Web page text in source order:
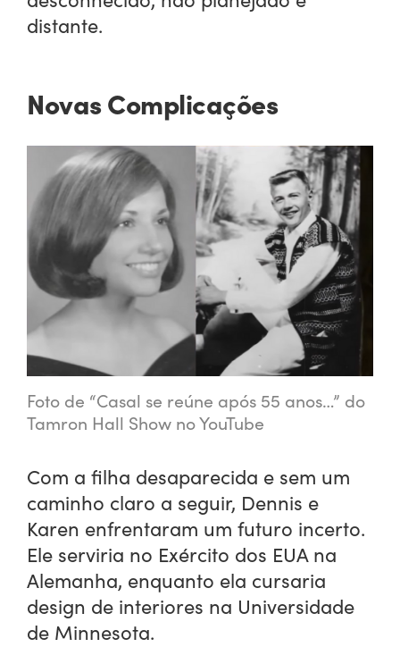
distante.
Novas Complicações
Foto de “Casal se reúne após 55 anos…” do
Tamron Hall Show no YouTube
Com a filha desaparecida e sem um
caminho claro a seguir, Dennis e
Karen enfrentaram um futuro incerto.
Ele serviria no Exército dos EUA na
Alemanha, enquanto ela cursaria
design de interiores na Universidade
de Minnesota.